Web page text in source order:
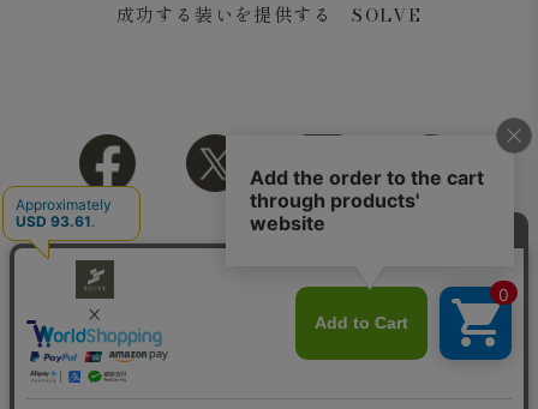
成功する装いを提供する SOLVE